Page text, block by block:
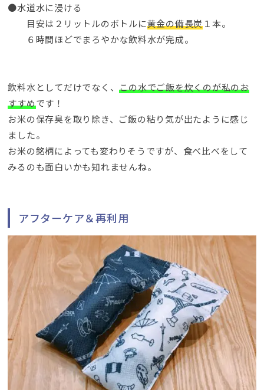
●水道水に浸ける
目安は２リットルのボトルに黄金の備長炭１本。
６時間ほどでまろやかな飲料水が完成。
飲料水としてだけでなく、この水でご飯を炊くのが私のお
すすめです！
お米の保存臭を取り除き、ご飯の粘り気が出たように感じ
ました。
お米の銘柄によっても変わりそうですが、食べ比べをして
みるのも面白いかも知れませんね。
アフターケア＆再利用